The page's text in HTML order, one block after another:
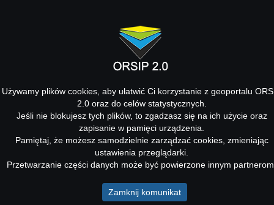
Używamy plików cookies, aby ułatwić Ci korzystanie z geoportalu
2.0 oraz do celów statystycznych.
Jeśli nie blokujesz tych plików, to zgadzasz się na ich użycie oraz
zapisanie w pamięci urządzenia.
Pamiętaj, że możesz samodzielnie zarządzać cookies, zmieniając
ustawienia przeglądarki.
Przetwarzanie części danych może być powierzone innym
Zamknij komunikat